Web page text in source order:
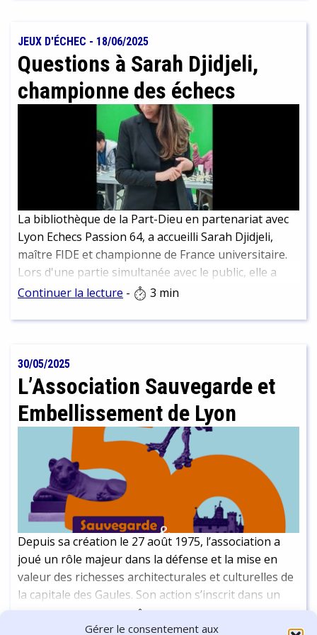
Gérer le consentement aux
cependant à ne pas trop plonger dans un chapitre
passionnant et en ressortir trois arrêts plus loin que
votre destination ! Nous parlons d’expérience…
JEUX D'ÉCHEC - 18/06/2025
Questions à Sarah Djidjeli,
championne des échecs
La bibliothèque de la Part-Dieu en partenariat avec
Lyon Echecs Passion 64, a accueilli Sarah Djidjeli,
maître FIDE et championne de France universitaire.
Lors d'une partie simultanée avec le public, elle a
affronté 44 joueuses et joueurs. Résultat final, alors
nuls et 41 victoires pour Sarah. C'est ici l'occasion de
Continuer la lecture - 3 min
30/05/2025
L’Association Sauvegarde et
Embellissement de Lyon
Depuis sa création le 27 août 1975, l’association a
joué un rôle majeur dans la défense et la mise en
valeur des richesses architecturales et culturelles de
la capitale des Gaules. Son action s’inscrit dans un
réseau plus large d’associations et de structures
engagées dans la préservation du patrimoine mais